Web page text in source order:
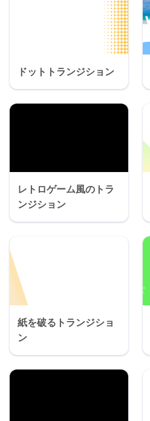
ドットトランジション
レトロゲーム風のトラ
ンジション
紙を破るトランジショ
ン